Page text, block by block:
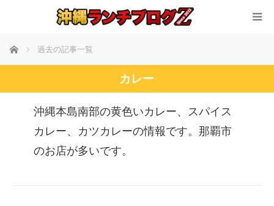
ホーム 過去の記事一覧
カレー
沖縄本島南部の黄色いカレー、スパイス
カレー、カツカレーの情報です。那覇市
のお店が多いです。